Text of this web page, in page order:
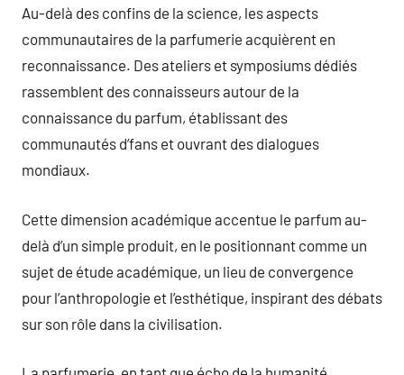
Au-delà des confins de la science, les aspects
communautaires de la parfumerie acquièrent en
reconnaissance. Des ateliers et symposiums dédiés
rassemblent des connaisseurs autour de la
connaissance du parfum, établissant des
communautés d’fans et ouvrant des dialogues
mondiaux.
Cette dimension académique accentue le parfum au-
delà d’un simple produit, en le positionnant comme un
sujet de étude académique, un lieu de convergence
pour l’anthropologie et l’esthétique, inspirant des débats
sur son rôle dans la civilisation.